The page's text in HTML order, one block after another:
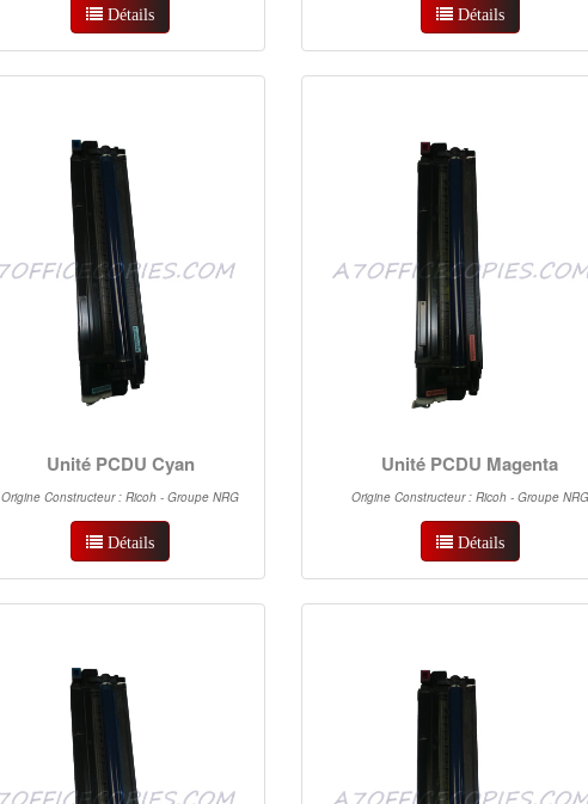
Détails Détails
Unité PCDU Cyan
Origine Constructeur : Ricoh - Groupe NRG
Détails
Unité PCDU Magenta
Origine Constructeur : Ricoh - Groupe NRG
Détails